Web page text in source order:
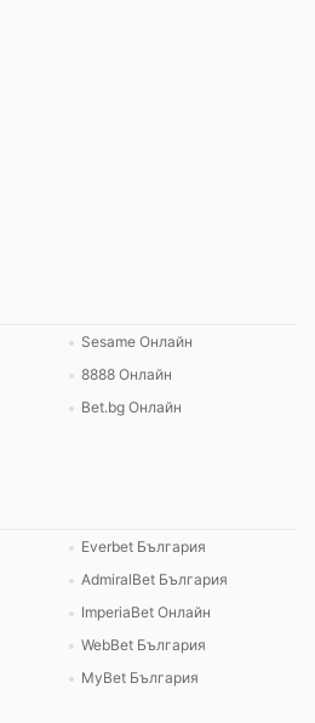
Sesame Онлайн
8888 Онлайн
Bet.bg Онлайн
Everbet България
AdmiralBet България
ImperiaBet Онлайн
WebBet България
MyBet България